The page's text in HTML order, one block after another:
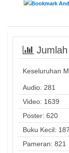
Keseluruhan
Audio: 281
Video: 1639
Poster: 620
Buku Kecil: 187
Pameran: 821